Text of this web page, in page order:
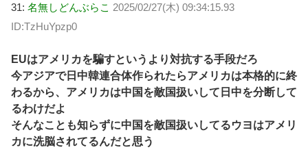
31: 名無しどんぶらこ 2025/02/27(木) 09:34:15.93
ID:TzHuYpzp0
EUはアメリカを騙すというより対抗する手段だろ
今アジアで日中韓連合体作られたらアメリカは本格的に終
わるから、アメリカは中国を敵国扱いして日中を分断して
るわけだよ
そんなことも知らずに中国を敵国扱いしてるウヨはアメリ
カに洗脳されてるんだと思う